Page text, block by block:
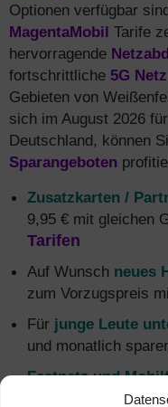
Optionen verfügbar
MagentaMobil Tarife
hervorragende
fortschrittliche 5G Netz
Gebieten von
sich im August 2026
Deutschland, können
Sparangeboten
Zusatzkarten /
9,95 € mit gleichen
Tarifen
Auf Wunsch neues
zum Vorzugspreis
Für junge Leute
und monatlich
Festnetz und
5 € sparen + mehr